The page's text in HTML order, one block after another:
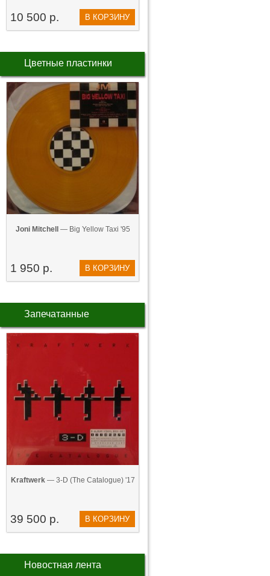
10 500 р. В КОРЗИНУ
Цветные пластинки
Joni Mitchell — Big Yellow Taxi '95
1 950 р. В КОРЗИНУ
Запечатанные
Kraftwerk— 3-D (The Catalogue) '17
39 500 р. В КОРЗИНУ
Новостная лента